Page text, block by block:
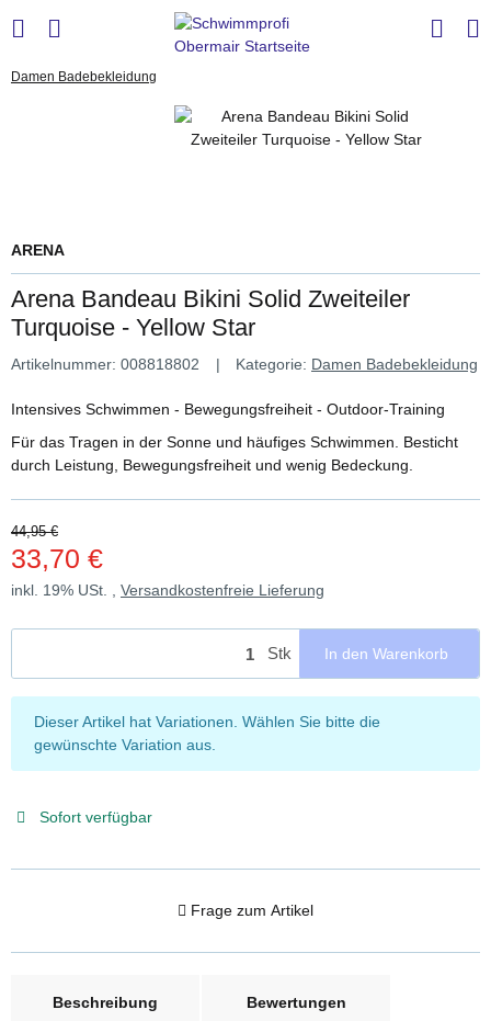
Damen Badebekleidung
ARENA
Arena Bandeau Bikini Solid Zweiteiler
Turquoise - Yellow Star
Artikelnummer: 008818802 Kategorie: Damen Badebekleidung
Intensives Schwimmen - Bewegungsfreiheit - Outdoor-Training
Für das Tragen in der Sonne und häufiges Schwimmen. Besticht
durch Leistung, Bewegungsfreiheit und wenig Bedeckung.
44,95 €
33,70 €
inkl. 19% USt. , Versandkostenfreie Lieferung
Stk In den Warenkorb
x
Dieser Artikel hat Variationen. Wählen Sie bitte die
gewünschte Variation aus.
Sofort verfügbar
Frage zum Artikel
Beschreibung
Bewertungen